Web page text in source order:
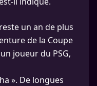
un an de plus
de la Coupe
joueur du PSG,
». De longues